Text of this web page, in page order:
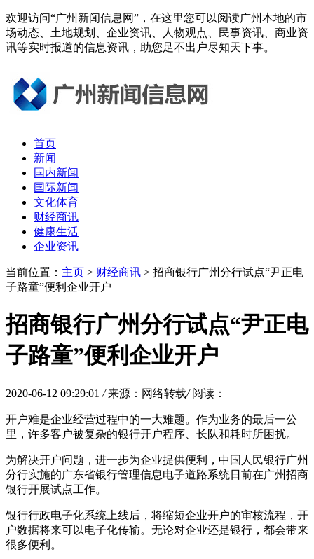
欢迎访问“广州新闻信息网”，在这里您可以阅读广州本地的市
场动态、土地规划、企业资讯、人物观点、民事资讯、商业资
讯等实时报道的信息资讯，助您足不出户尽知天下事。
首页
新闻
国内新闻
国际新闻
文化体育
财经商讯
健康生活
企业资讯
当前位置： 主页 > 财经商讯 > 招商银行广州分行试点“尹正电
子路童”便利企业开户
招商银行广州分行试点“尹正电
子路童”便利企业开户
2020-06-12 09:29:01 / 来源：网络转载/ 阅读：
开户难是企业经营过程中的一大难题。作为业务的最后一公
里，许多客户被复杂的银行开户程序、长队和耗时所困扰。
为解决开户问题，进一步为企业提供便利，中国人民银行广州
分行实施的广东省银行管理信息电子道路系统日前在广州招商
银行开展试点工作。
银行行政电子化系统上线后，将缩短企业开户的审核流程，开
户数据将来可以电子化传输。无论对企业还是银行，都会带来
很多便利。